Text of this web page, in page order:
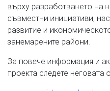
върху разработването на
съвместни инициативи,
развитие и
занемарените райони.
За повече информация и
проекта следете неговата